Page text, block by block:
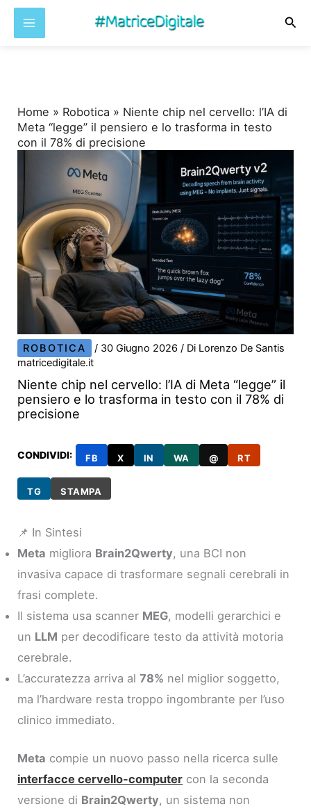
Home » Robotica » Niente chip nel cervello: l’IA di
Meta “legge” il pensiero e lo trasforma in testo
con il 78% di precisione
ROBOTICA / 30 Giugno 2026/ Di Lorenzo De Santis
matricedigitale.it
Niente chip nel cervello: l’IA di Meta “legge” il
pensiero e lo trasforma in testo con il 78% di
precisione
CONDIVIDI: FB X IN WA @ RT
TG STAMPA
📌 In Sintesi
Meta migliora Brain2Qwerty, una BCI non
invasiva capace di trasformare segnali cerebrali in
frasi complete.
Il sistema usa scanner MEG, modelli gerarchici e
un LLM per decodificare testo da attività motoria
cerebrale.
L’accuratezza arriva al78% nel miglior soggetto,
ma l’hardware resta troppo ingombrante per l’uso
clinico immediato.
Meta compie un nuovo passo nella ricerca sulle
interfacce cervello-computer con la seconda
versione di Brain2Qwerty, un sistema non